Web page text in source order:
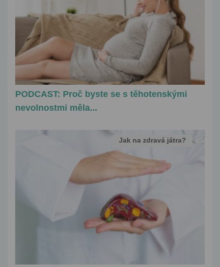
PODCAST: Proč byste se s těhotenskými
nevolnostmi měla...
Jak na zdravá játra?